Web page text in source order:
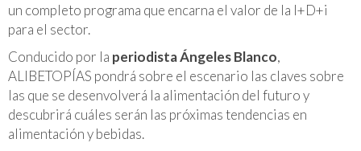
un completo programa que encarna el valor de la I+D+i
para el sector.
Conducido por la periodista Ángeles Blanco,
ALIBETOPÍAS pondrá sobre el escenario las claves sobre
las que se desenvolverá la alimentación del futuro y
descubrirá cuáles serán las próximas tendencias en
alimentación y bebidas.